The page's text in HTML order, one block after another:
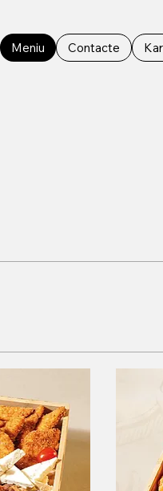
Meniu Contacte